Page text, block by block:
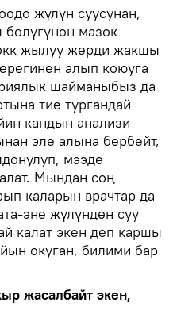
жүлүн суусунан,
бөлүгүнөн мазок
жылуу жерди жакшы
алып коюуга
шайманыбыз да
тие тургандай
кандын анализи
эле алына бербейт,
мээде
Мындан соң
каларын врачтар да
эне жүлүндөн суу
калат экен деп каршы
окуган, билими бар
жасалбайт экен,